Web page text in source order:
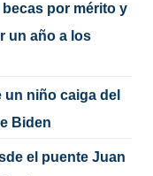
por mérito y
un año a los
niño caiga del
Biden
el puente Juan